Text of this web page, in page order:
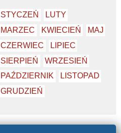
STYCZEŃ
LUTY
MARZEC
KWIECIEŃ
MAJ
CZERWIEC
LIPIEC
SIERPIEŃ
WRZESIEŃ
PAŹDZIERNIK
LISTOPAD
GRUDZIEŃ